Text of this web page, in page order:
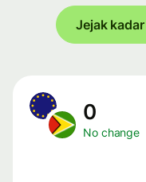
Jejak
0
No change